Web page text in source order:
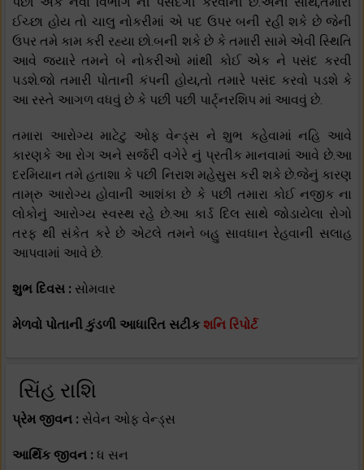
ઈચ્છા હોય તો ચાલુ નોકરીમાં એ પદ ઉપર બની રહી શકે છે જેની
ઉપર તમે કામ કરી રહ્યા છો.બની શકે છે કે તમારી સામે એવી સ્થિતિ
આવે જયારે તમને બે નોકરીઓ માંથી કોઈ એક ને પસંદ કરવી
પડશે.જો તમારી પોતાની કંપની હોય,તો તમારે પસંદ કરવો પડશે કે
આ રસ્તે આગળ વધવું છે કે પછી પછી પાર્ટ્નરશિપ માં આવવું છે.
તમારા આરોગ્ય માટેટુ ઓફ વેન્ડ્સ ને શુભ કહેવામાં નહિ આવે
કારણકે આ રોગ અને સર્જરી વગેરે નું પ્રતીક માનવામાં આવે છે.આ
દરમિયાન તમે હતાશા કે પછી નિરાશ મહેસુસ કરી શકે છે.જેનું કારણ
તામ્રુ આરોગ્ય હોવાની આશંકા છે કે પછી તમારા કોઈ નજીક ના
લોકોનું આરોગ્ય સ્વસ્થ રહે છે.આ કાર્ડ દિલ સાથે જોડાયેલા રોગો
તરફ થી સંકેત કરે છે એટલે તમને બહુ સાવધાન રેહવાની સલાહ
આપવામાં આવે છે.
શુભ દિવસ : સોમવાર
મેળવો પોતાની કુંડળી આધારિત સટીક શનિ રિપોર્ટ
સિંહ રાશિ
પ્રેમ જીવન : સેવેન ઓફ વેન્ડ્સ
આર્થિક જીવન : ધ સન